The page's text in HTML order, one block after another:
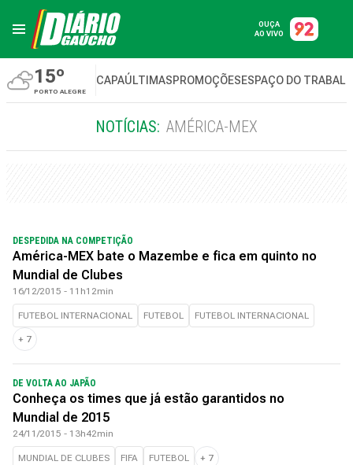
OUÇA
AO VIVO
15º
PORTO ALEGRE
CAPAÚLTIMASPROMOÇÕESESPAÇO DO
NOTÍCIAS: AMÉRICA-MEX
DESPEDIDA NA COMPETIÇÃO
América-MEX bate o Mazembe e fica em quinto no
Mundial de Clubes
16/12/2015 - 11h12min
FUTEBOL INTERNACIONAL FUTEBOL FUTEBOL INTERNACIONAL
+ 7
DE VOLTA AO JAPÃO
Conheça os times que já estão garantidos no
Mundial de 2015
24/11/2015 - 13h42min
MUNDIAL DE CLUBES FIFA FUTEBOL + 7